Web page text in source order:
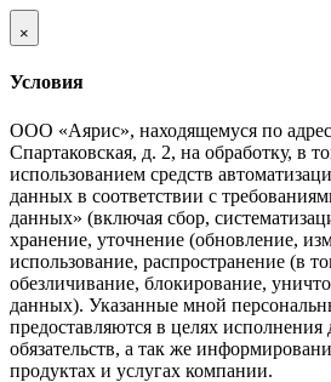
×
Условия
ООО «Аярис», находящемуся по
Спартаковская, д. 2, на обработку, в
использованием средств
данных в соответствии с
данных» (включая сбор,
хранение, уточнение (обновление,
использование, распространение (в
обезличивание, блокирование,
данных). Указанные мной
предоставляются в целях
обязательств, а так же
продуктах и услугах компании.